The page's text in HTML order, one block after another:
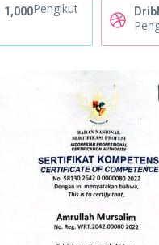
1,000Pengikut